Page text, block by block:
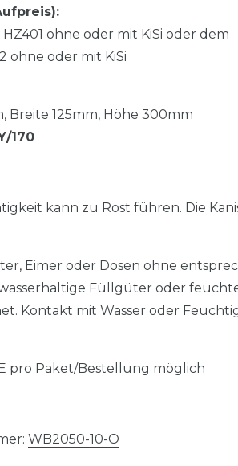
ohne oder mit KiSi oder dem
ohne oder mit KiSi
Breite 125mm, Höhe 300mm
170
kann zu Rost führen. Die
Eimer oder Dosen ohne
Füllgüter oder
Kontakt mit Wasser oder
pro Paket/Bestellung möglich
WB2050-10-O